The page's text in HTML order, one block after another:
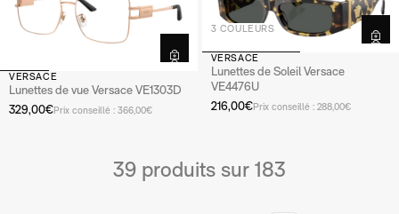
VERSACE
Lunettes de vue Versace VE1303D
329,00€Prix conseillé : 366,00€
3 COULEURS
VERSACE
Lunettes de Soleil Versace
VE4476U
216,00€Prix conseillé : 288,00€
39 produits sur 183